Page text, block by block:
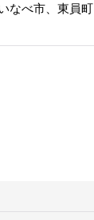
なべ市、東員町